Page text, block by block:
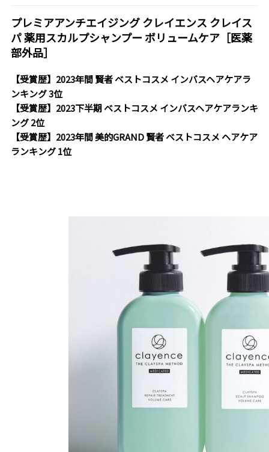
プレミアアンチエイジング クレイエンス クレイス
パ 薬用スカルプシャンプー ボリュームケア［医薬
部外品］
【受賞歴】2023年間 賢者 ベストコスメ インバスヘアケアラ
ンキング 3位
【受賞歴】2023下半期 ベストコスメ インバスヘアケアランキ
ング 2位
【受賞歴】2023年間 美的GRAND 賢者 ベストコスメ ヘアケア
ランキング 1位